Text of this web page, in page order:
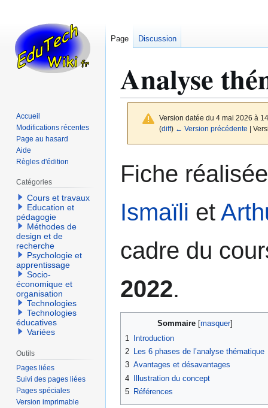
Analyse
Version datée du 4 mai 2026 à
(diff) ← Version précédente |
Fiche
Ismaïli et
cadre du
2022.
Sommaire
1
Introduction
2
Les 6 phases de l’analyse thématique
3 Avantages et désavantages
4 Illustration du concept
5 Références
Page Discussion
Accueil
Modifications récentes
Page au hasard
Aide
Règles d'édition
Catégories
Cours et travaux
Education et
pédagogie
Méthodes de
design et de
recherche
Psychologie et
apprentissage
Socio-
économique et
organisation
Technologies
Technologies
éducatives
Variées
Outils
Pages liées
Suivi des pages liées
Pages spéciales
Version imprimable